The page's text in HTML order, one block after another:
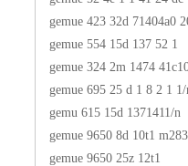
gemue 423 32d 71404a0
gemue 554 15d 137 52 1
gemue 324 2m 1474
gemue 695 25 d 1 8 2 1
gemu 615 15d 1371411/n
gemue 9650 8d 10t1 m283
gemue 9650 25z 12t1